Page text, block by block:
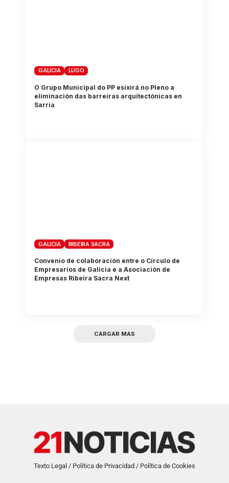
GALICIA LUGO
O Grupo Municipal do PP esixirá no Pleno a
eliminación das barreiras arquitectónicas en
Sarria
GALICIA RIBEIRA SACRA
Convenio de colaboración entre o Círculo de
Empresarios de Galicia e a Asociación de
Empresas Ribeira Sacra Next
CARGAR MAS
Texto Legal / Política de Privacidad / Política de Cookies